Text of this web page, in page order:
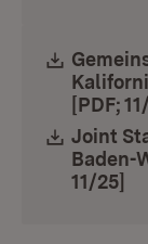
[PDF;
Joint
Baden-
11/25]